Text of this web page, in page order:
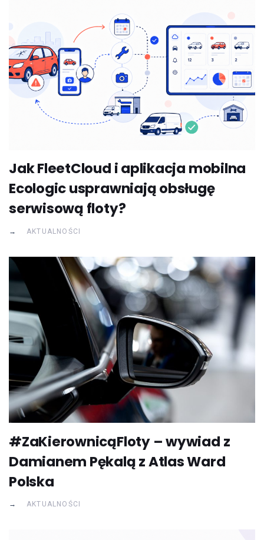
Jak FleetCloud i aplikacja mobilna
Ecologic usprawniają obsługę
serwisową floty?
AKTUALNOŚCI
#ZaKierownicąFloty – wywiad z
Damianem Pękalą z Atlas Ward
Polska
AKTUALNOŚCI